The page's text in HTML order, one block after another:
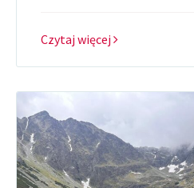
Czytaj więcej